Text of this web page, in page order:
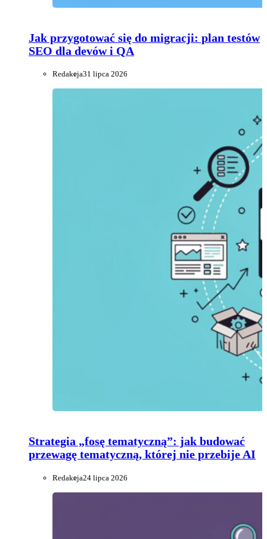
Jak przygotować się do migracji: plan testów
SEO dla devów i QA
Redakcja31 lipca 2026
Strategia „fosę tematyczną”: jak budować
przewagę tematyczną, której nie przebije AI
Redakcja24 lipca 2026